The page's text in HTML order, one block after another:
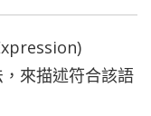
來描述符合該語